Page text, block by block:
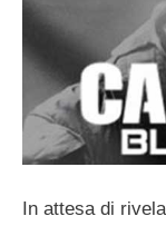
In attesa di